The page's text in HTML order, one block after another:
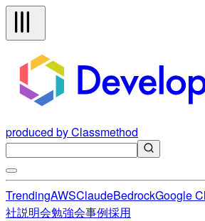
produced by Classmethod
TrendingAWSClaudeBedrockGoogle
社説明会勉強会事例採用